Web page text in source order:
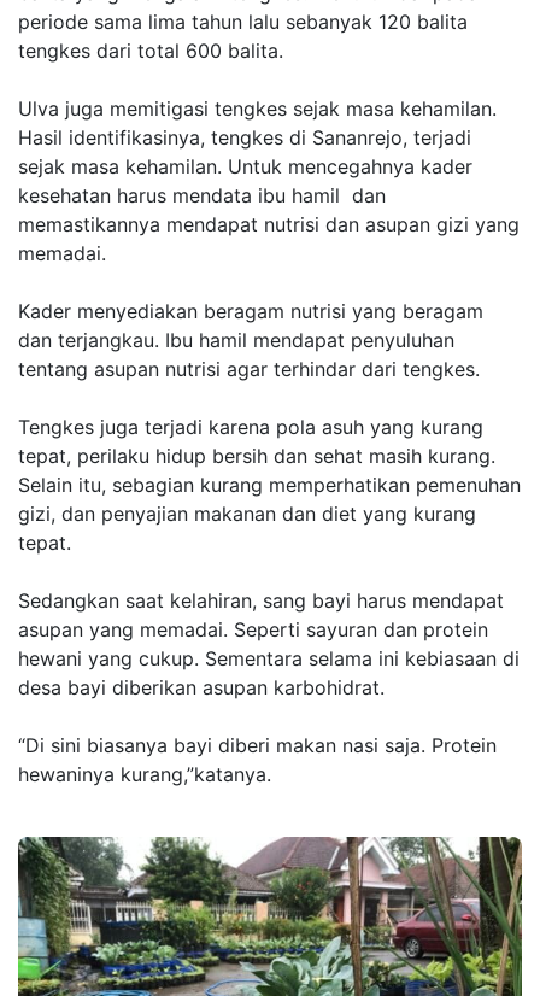
periode sama lima tahun lalu sebanyak 120 balita
tengkes dari total 600 balita.
Ulva juga memitigasi tengkes sejak masa kehamilan.
Hasil identifikasinya, tengkes di Sananrejo, terjadi
sejak masa kehamilan. Untuk mencegahnya kader
kesehatan harus mendata ibu hamil dan
memastikannya mendapat nutrisi dan asupan gizi yang
memadai.
Kader menyediakan beragam nutrisi yang beragam
dan terjangkau. Ibu hamil mendapat penyuluhan
tentang asupan nutrisi agar terhindar dari tengkes.
Tengkes juga terjadi karena pola asuh yang kurang
tepat, perilaku hidup bersih dan sehat masih kurang.
Selain itu, sebagian kurang memperhatikan pemenuhan
gizi, dan penyajian makanan dan diet yang kurang
tepat.
Sedangkan saat kelahiran, sang bayi harus mendapat
asupan yang memadai. Seperti sayuran dan protein
hewani yang cukup. Sementara selama ini kebiasaan di
desa bayi diberikan asupan karbohidrat.
“Di sini biasanya bayi diberi makan nasi saja. Protein
hewaninya kurang,”katanya.